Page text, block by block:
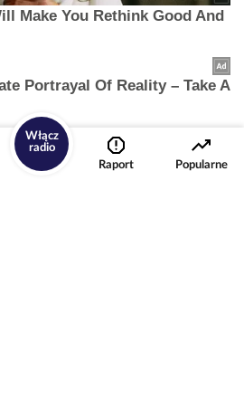
Włącz
radio
Raport
Popularne